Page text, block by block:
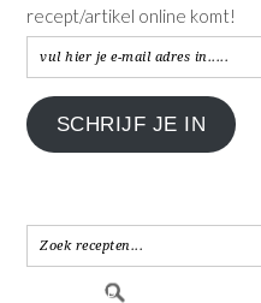
recept/artikel online komt!
vul
hier
je
e-
in.....
SCHRIJF JE IN